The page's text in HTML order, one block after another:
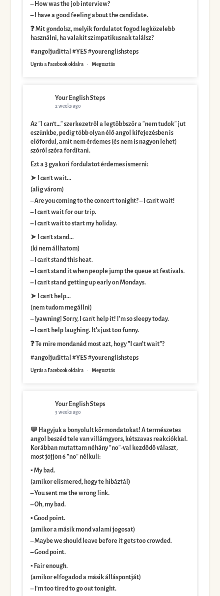
– How was the job interview?
– I have a good feeling about the candidate.
❓ Mit gondolsz, melyik fordulatot fogod legközelebb
használni, ha valakit szimpatikusnak találsz?
#angoljudittal #YES #yourenglishsteps
Ugrás a Facebook oldalra · Megosztás
Your English Steps
2 weeks ago
Az "I can’t…" szerkezetről a legtöbbször a "nem tudok" jut
eszünkbe, pedig több olyan élő angol kifejezésben is
előfordul, amit nem érdemes (és nem is nagyon lehet)
szóról szóra fordítani.
Ezt a 3 gyakori fordulatot érdemes ismerni:
➤ I can’t wait...
(alig várom)
– Are you coming to the concert tonight? – I can’t wait!
– I can’t wait for our trip.
– I can’t wait to start my holiday.
➤ I can’t stand...
(ki nem állhatom)
– I can’t stand this heat.
– I can’t stand it when people jump the queue at festivals.
– I can’t stand getting up early on Mondays.
➤ I can’t help...
(nem tudom megállni)
– [yawning] Sorry, I can’t help it! I'm so sleepy today.
– I can’t help laughing. It's just too funny.
❓ Te mire mondanád most azt, hogy "I can't wait"?
#angoljudittal #YES #yourenglishsteps
Ugrás a Facebook oldalra · Megosztás
Your English Steps
3 weeks ago
💬 Hagyjuk a bonyolult körmondatokat! A természetes
angol beszéd tele van villámgyors, kétszavas reakciókkal.
Korábban mutattam néhány "no"-val kezdődő választ,
most jöjjön 6 "no" nélküli:
▪️ My bad.
(amikor elismered, hogy te hibáztál)
– You sent me the wrong link.
– Oh, my bad.
▪️ Good point.
(amikor a másik mond valami jogosat)
– Maybe we should leave before it gets too crowded.
– Good point.
▪️ Fair enough.
(amikor elfogadod a másik álláspontját)
– I’m too tired to go out tonight.